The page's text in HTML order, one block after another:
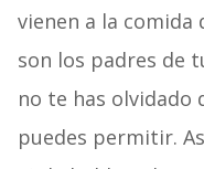
vienen a la comida
son los padres de
no te has olvidado
puedes permitir.